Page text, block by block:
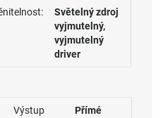
Světelný zdroj
vyjmutelný,
vyjmutelný
driver
Výstup
Přímé